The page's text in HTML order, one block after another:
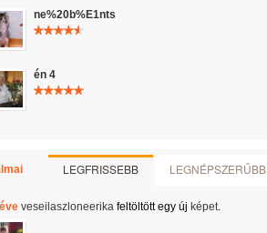
ne%20b%E1nts
én 4
LEGFRISSEBB LEGNÉPSZERŰBB
veseilaszloneerikafeltöltött egy új képet.